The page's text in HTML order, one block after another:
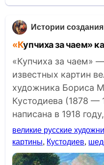
Истории
«Купчиха за чаем»
«Купчиха за чаем»
известных картин
художника Бориса
Кустодиева (1878 —
написана в 1918
великие русские
картины, Кустодиев,